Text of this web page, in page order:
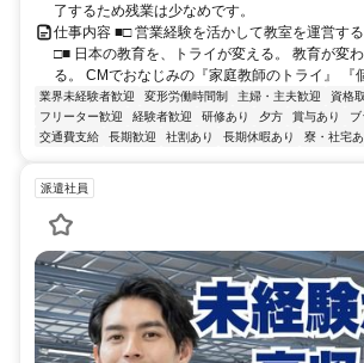
了するため残業は少なめです。
仕事内容 ■□ 営業経験を活かして教室を運営す
□■ 日本の教育を、トライが変える。 教育が変
る。 CMでおなじみの『家庭教師のトライ』 『
業界未経験者歓迎 変形労働時間制 主婦・主夫歓迎
資格
フリーター歓迎
経験者歓迎 研修あり 夕方 賞与あり
交通費支給
長期歓迎 社割あり 長期休暇あり 寮・社宅あ
派遣社員